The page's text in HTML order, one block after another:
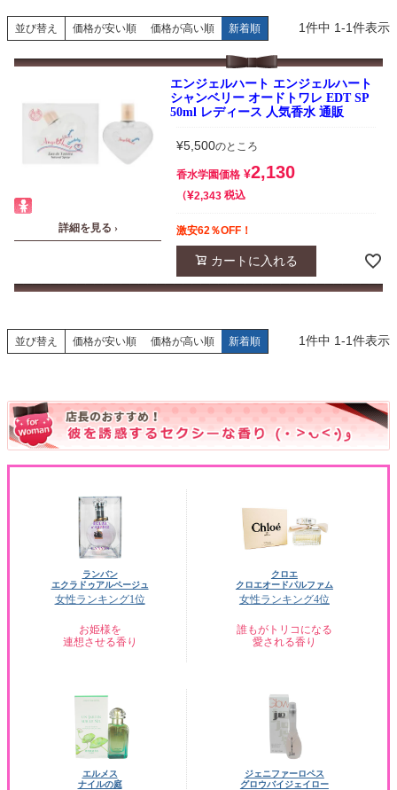
並び替え 価格が安い順 価格が高い順 新着順 1件中 1-1件表示
詳細を見る ›
エンジェルハート エンジェルハート
シャンベリー オードトワレ EDT SP
50ml レディース 人気香水 通販
¥5,500のところ
香水学園価格 ¥2,130
¥2,343 税込
激安62％OFF！
カートに入れる
並び替え 価格が安い順 価格が高い順 新着順 1件中 1-1件表示
ランバン
エクラドゥアルページュ
女性ランキング1位
お姫様を
連想させる香り
クロエ
クロエオードパルファム
女性ランキング4位
誰もがトリコになる
愛される香り
エルメス
ナイルの庭
ジェニファーロペス
グロウバイジェイロー